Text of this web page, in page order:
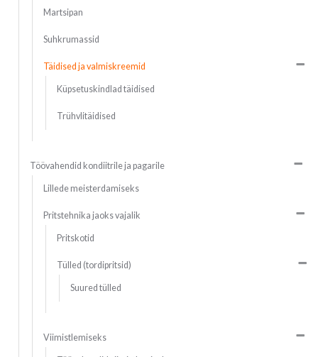
Martsipan
Suhkrumassid
Täidised ja valmiskreemid
Küpsetuskindlad täidised
Trühvlitäidised
Töövahendid kondiitrile ja pagarile
Lillede meisterdamiseks
Pritstehnika jaoks vajalik
Pritskotid
Tülled (tordipritsid)
Suured tülled
Viimistlemiseks